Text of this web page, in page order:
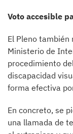
Voto accesible
El Pleno
Ministerio de
procedimiento
discapacidad
forma efectiva
En concreto, se
una llamada de